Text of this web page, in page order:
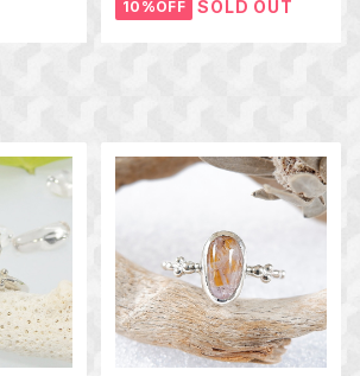
10%OFF SOLD OUT